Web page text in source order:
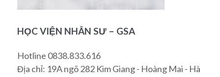
HỌC VIỆN NHÂN SƯ – GSA
Hotline 0838.833.616
Địa chỉ: 19A ngõ 282 Kim Giang - Hoàng Mai - Hà